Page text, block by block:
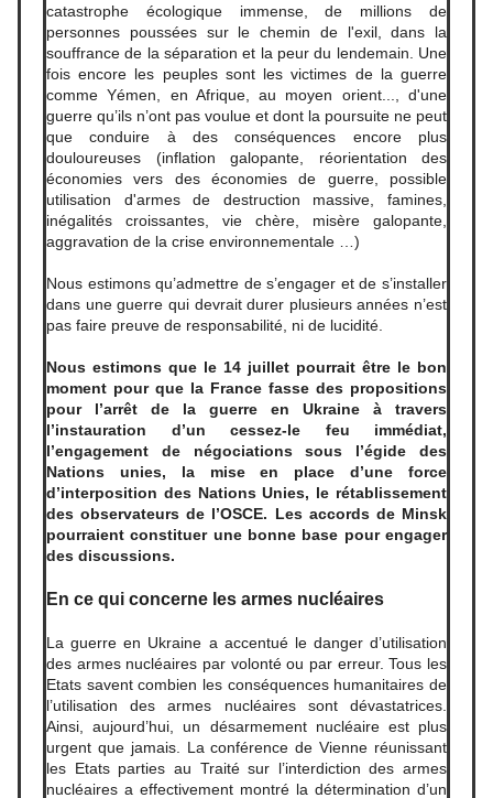
catastrophe écologique immense, de millions de
personnes poussées sur le chemin de l'exil, dans la
souffrance de la séparation et la peur du lendemain. Une
fois encore les peuples sont les victimes de la guerre
comme Yémen, en Afrique, au moyen orient..., d'une
guerre qu’ils n’ont pas voulue et dont la poursuite ne peut
que conduire à des conséquences encore plus
douloureuses (inflation galopante, réorientation des
économies vers des économies de guerre, possible
utilisation d'armes de destruction massive, famines,
inégalités croissantes, vie chère, misère galopante,
aggravation de la crise environnementale …)
Nous estimons qu’admettre de s’engager et de s’installer
dans une guerre qui devrait durer plusieurs années n’est
pas faire preuve de responsabilité, ni de lucidité.
Nous estimons que le 14 juillet pourrait être le bon
moment pour que la France fasse des propositions
pour l’arrêt de la guerre en Ukraine à travers
l’instauration d’un cessez-le feu immédiat,
l’engagement de négociations sous l’égide des
Nations unies, la mise en place d’une force
d’interposition des Nations Unies, le rétablissement
des observateurs de l’OSCE. Les accords de Minsk
pourraient constituer une bonne base pour engager
des discussions.
En ce qui concerne les armes nucléaires
La guerre en Ukraine a accentué le danger d’utilisation
des armes nucléaires par volonté ou par erreur. Tous les
Etats savent combien les conséquences humanitaires de
l’utilisation des armes nucléaires sont dévastatrices.
Ainsi, aujourd’hui, un désarmement nucléaire est plus
urgent que jamais. La conférence de Vienne réunissant
les Etats parties au Traité sur l’interdiction des armes
nucléaires a effectivement montré la détermination d’un